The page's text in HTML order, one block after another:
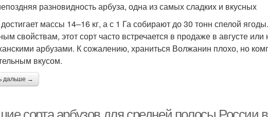
разновидность арбуза, одна из самых сладких и вкусных
массы 14–16 кг, а с 1 Га собирают до 30 тонн спелой
свойствам, этот сорт часто встречается в продаже в августе
арбузами. К сожалению, храниться Волжанин плохо, но
вкусом.
дальше →